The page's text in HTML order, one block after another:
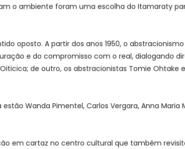
o ambiente foram uma escolha do Itamaraty
oposto. A partir dos anos 1950, o
e do compromisso com o real, dialogando
de outro, os abstracionistas Tomie Ohtake
Wanda Pimentel, Carlos Vergara, Anna Maria
em cartaz no centro cultural que também